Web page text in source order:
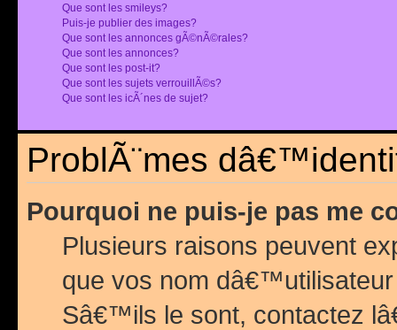
Que sont les smileys?
Puis-je publier des images?
Que sont les annonces gÃ©nÃ©rales?
Que sont les annonces?
Que sont les post-it?
Que sont les sujets verrouillÃ©s?
Que sont les icÃ´nes de sujet?
ProblÃ¨mes
Pourquoi ne puis-je pas me
Plusieurs raisons peuvent
que vos nom
Sâ€™ils le sont, contactez